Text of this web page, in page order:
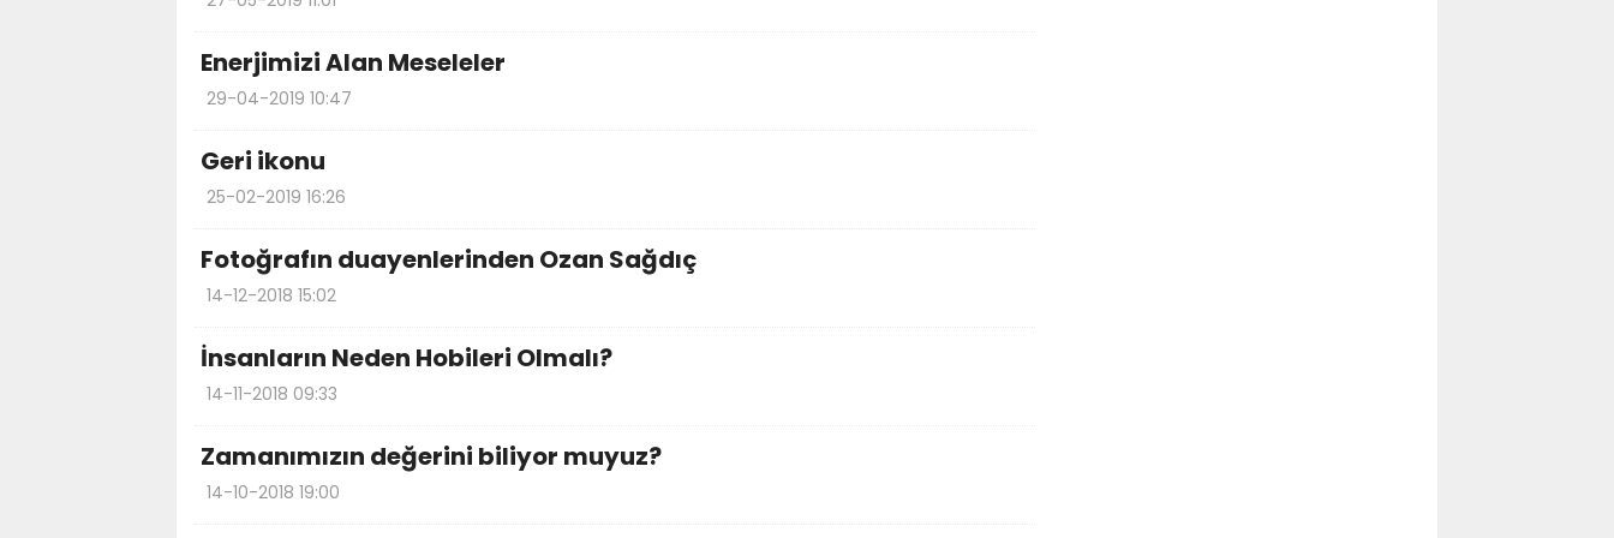
Enerjimizi Alan Meseleler
29-04-2019 10:47
Geri ikonu
25-02-2019 16:26
Fotoğrafın duayenlerinden Ozan Sağdıç
14-12-2018 15:02
İnsanların Neden Hobileri Olmalı?
14-11-2018 09:33
Zamanımızın değerini biliyor muyuz?
14-10-2018 19:00